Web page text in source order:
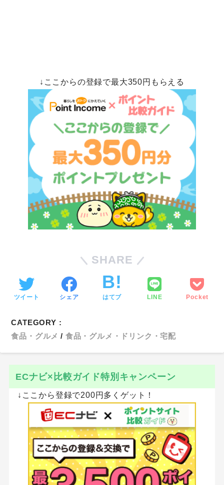
↓ここからの登録で最大350円もらえる
SHARE
ツイート シェア はてブ LINE Pocket
CATEGORY :
食品・グルメ
食品・グルメ・ドリンク・宅配
ECナビ×比較ガイド特別キャンペーン
↓ここから登録で200円多くゲット！